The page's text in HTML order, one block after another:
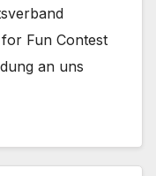
Fun Contest
an uns